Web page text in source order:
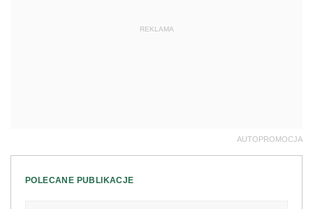
REKLAMA
AUTOPROMOCJA
POLECANE PUBLIKACJE